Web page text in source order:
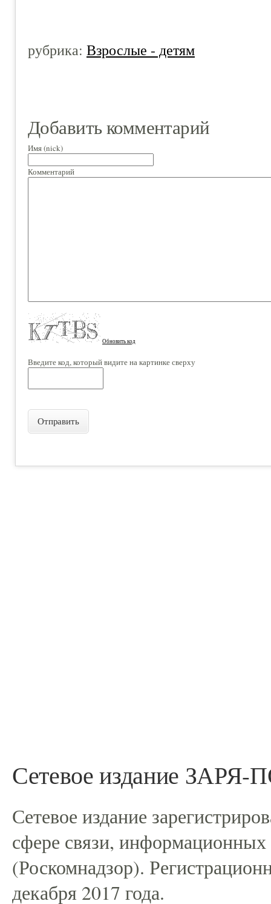
рубрика: Взрослые - детям
Добавить комментарий
Имя (nick)
Комментарий
Обновить код
Введите код, который видите на картинке сверху
Отправить
Сетевое издание
Сетевое издание
сфере связи,
(Роскомнадзор).
декабря 2017 года.